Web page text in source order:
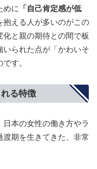
めに
「自己肯定感が低
抱える人が多いのがこの
と親の期待との間で板
られた点が「かわいそ
す。
る特徴
本の女性の働き方やラ
期を生きてきた、非常